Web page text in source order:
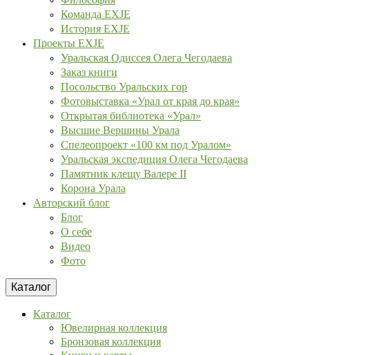
Команда EXJE
История EXJE
Проекты EXJE
Уральская Одиссея Олега Чегодаева
Заказ книги
Посольство Уральских гор
Фотовыставка «Урал от края до края»
Открытая библиотека «Урал»
Высшие Вершины Урала
Спелеопроект «100 км под Уралом»
Уральская экспедиция Олега Чегодаева
Памятник клещу Валере II
Корона Урала
Авторский блог
Блог
О себе
Видео
Фото
Каталог
Каталог
Ювелирная коллекция
Бронзовая коллекция